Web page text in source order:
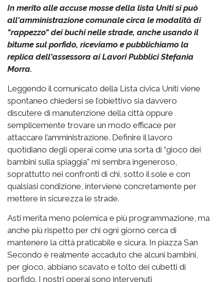
In merito alle accuse mosse della lista Uniti si può
all'amministrazione comunale circa le modalità di
"rappezzo" dei buchi nelle strade, anche usando il
bitume sul porfido, riceviamo e pubblichiamo la
replica dell'assessora ai Lavori Pubblici Stefania
Morra.
Leggendo il comunicato della Lista civica Uniti viene
spontaneo chiedersi se l’obiettivo sia davvero
discutere di manutenzione della città oppure
semplicemente trovare un modo efficace per
attaccare l’amministrazione. Definire il lavoro
quotidiano degli operai come una sorta di “gioco dei
bambini sulla spiaggia” mi sembra ingeneroso,
soprattutto nei confronti di chi, sotto il sole e con
qualsiasi condizione, interviene concretamente per
mettere in sicurezza le strade.
Asti merita meno polemica e più programmazione, ma
anche più rispetto per chi ogni giorno cerca di
mantenere la città praticabile e sicura. In piazza San
Secondo è realmente accaduto che alcuni bambini,
per gioco, abbiano scavato e tolto dei cubetti di
porfido. I nostri operai sono intervenuti